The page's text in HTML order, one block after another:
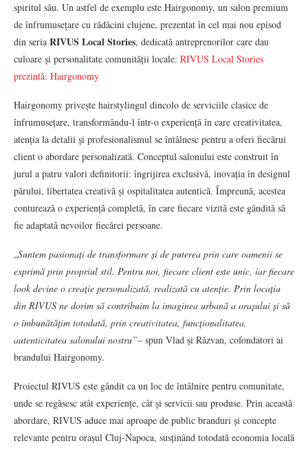
spiritul său. Un astfel de exemplu este Hairgonomy, un salon premium
de înfrumusețare cu rădăcini clujene, prezentat în cel mai nou episod
din seria RIVUS Local Stories, dedicată antreprenorilor care dau
culoare și personalitate comunității locale: RIVUS Local Stories
prezintă: Hairgonomy
Hairgonomy privește hairstylingul dincolo de serviciile clasice de
înfrumusețare, transformându-l într-o experiență în care creativitatea,
atenția la detalii și profesionalismul se întâlnesc pentru a oferi fiecărui
client o abordare personalizată. Conceptul salonului este construit în
jurul a patru valori definitorii: îngrijirea exclusivă, inovația în designul
părului, libertatea creativă și ospitalitatea autentică. Împreună, acestea
conturează o experiență completă, în care fiecare vizită este gândită să
fie adaptată nevoilor fiecărei persoane.
„Suntem pasionați de transformare și de puterea prin care oamenii se
exprimă prin propriul stil. Pentru noi, fiecare client este unic, iar fiecare
look devine o creație personalizată, realizată cu atenție. Prin locația
din RIVUS ne dorim să contribuim la imaginea urbană a orașului și să
o îmbunătățim totodată, prin creativitatea, funcționalitatea,
autenticitatea salonului nostru”– spun Vlad și Răzvan, cofondatori ai
brandului Hairgonomy.
Proiectul RIVUS este gândit ca un loc de întâlnire pentru comunitate,
unde se regăsesc atât experiențe, cât și servicii sau produse. Prin această
abordare, RIVUS aduce mai aproape de public branduri și concepte
relevante pentru orașul Cluj-Napoca, susținând totodată economia locală